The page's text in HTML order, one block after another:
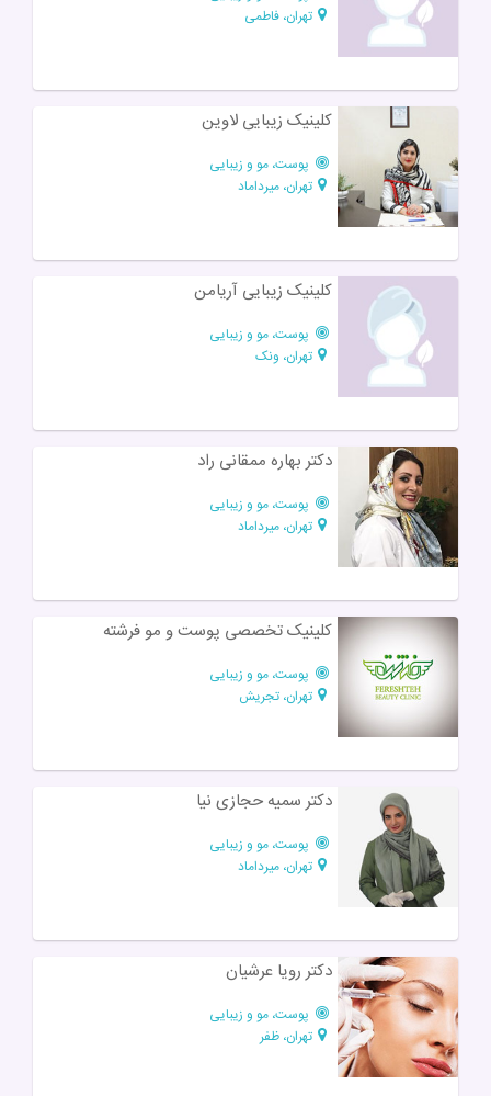
تهران، فاطمی
کلینیک زیبایی لاوین
پوست، مو و زیبایی
تهران، میرداماد
کلینیک زیبایی آریامن
پوست، مو و زیبایی
تهران، ونک
دکتر بهاره ممقانی راد
پوست، مو و زیبایی
تهران، میرداماد
کلینیک تخصصی پوست و مو فرشته
پوست، مو و زیبایی
تهران، تجریش
دکتر سمیه حجازی نیا
پوست، مو و زیبایی
تهران، میرداماد
دکتر رویا عرشیان
پوست، مو و زیبایی
تهران، ظفر